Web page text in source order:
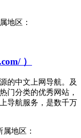
地区：
）
的中文上网导航。及
门分类的优秀网站，
导航服务，是数千万
地区：